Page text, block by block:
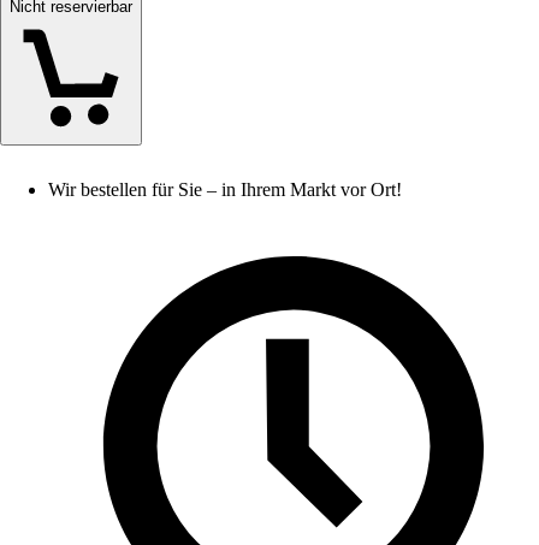
Nicht reservierbar
Wir bestellen für Sie – in Ihrem Markt vor Ort!